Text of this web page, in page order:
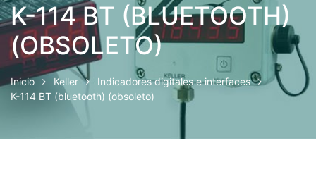
K-114 BT (BLUETOOTH)
(OBSOLETO)
Inicio Keller
Indicadores digitales e interfaces
K-114 BT (bluetooth) (obsoleto)